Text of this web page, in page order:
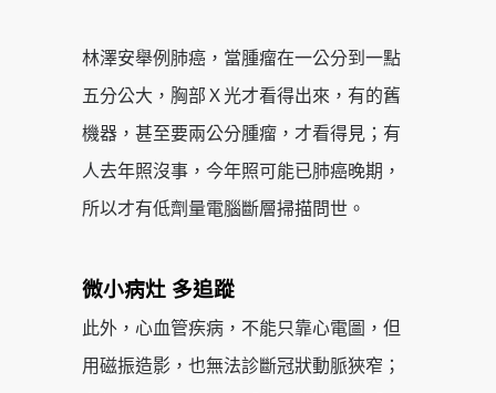
林澤安舉例肺癌，當腫瘤在一公分到一點
五分公大，胸部Ｘ光才看得出來，有的舊
機器，甚至要兩公分腫瘤，才看得見；有
人去年照沒事，今年照可能已肺癌晚期，
所以才有低劑量電腦斷層掃描問世。
微小病灶 多追蹤
此外，心血管疾病，不能只靠心電圖，但
用磁振造影，也無法診斷冠狀動脈狹窄；